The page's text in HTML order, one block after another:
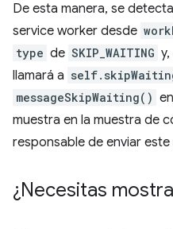
De esta manera, se
service worker desde
type de SKIP_WAITING
llamará a
messageSkipWaiting() en
muestra en la muestra de
responsable de enviar este
¿Necesitas